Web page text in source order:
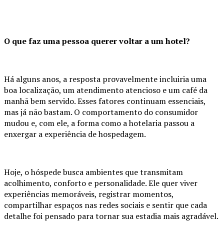
O que faz uma pessoa querer voltar a um hotel?
Há alguns anos, a resposta provavelmente incluiria uma
boa localização, um atendimento atencioso e um café da
manhã bem servido. Esses fatores continuam essenciais,
mas já não bastam. O comportamento do consumidor
mudou e, com ele, a forma como a hotelaria passou a
enxergar a experiência de hospedagem.
Hoje, o hóspede busca ambientes que transmitam
acolhimento, conforto e personalidade. Ele quer viver
experiências memoráveis, registrar momentos,
compartilhar espaços nas redes sociais e sentir que cada
detalhe foi pensado para tornar sua estadia mais agradável.